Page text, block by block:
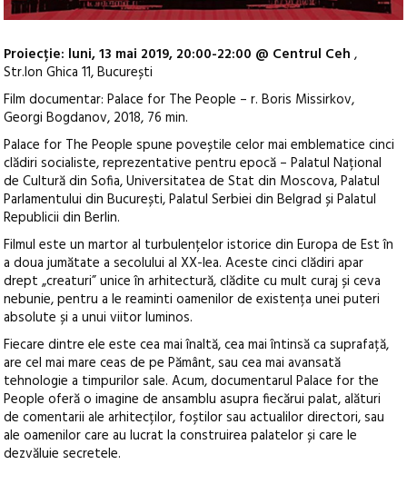
Proiecție: luni, 13 mai 2019, 20:00-22:00 @ Centrul Ceh ,
Str.Ion Ghica 11, București
Film documentar: Palace for The People – r. Boris Missirkov,
Georgi Bogdanov, 2018, 76 min.
Palace for The People spune poveștile celor mai emblematice cinci
clădiri socialiste, reprezentative pentru epocă – Palatul Național
de Cultură din Sofia, Universitatea de Stat din Moscova, Palatul
Parlamentului din București, Palatul Serbiei din Belgrad și Palatul
Republicii din Berlin.
Filmul este un martor al turbulențelor istorice din Europa de Est în
a doua jumătate a secolului al XX-lea. Aceste cinci clădiri apar
drept „creaturi” unice în arhitectură, clădite cu mult curaj și ceva
nebunie, pentru a le reaminti oamenilor de existența unei puteri
absolute și a unui viitor luminos.
Fiecare dintre ele este cea mai înaltă, cea mai întinsă ca suprafață,
are cel mai mare ceas de pe Pământ, sau cea mai avansată
tehnologie a timpurilor sale. Acum, documentarul Palace for the
People oferă o imagine de ansamblu asupra fiecărui palat, alături
de comentarii ale arhitecților, foștilor sau actualilor directori, sau
ale oamenilor care au lucrat la construirea palatelor și care le
dezvăluie secretele.